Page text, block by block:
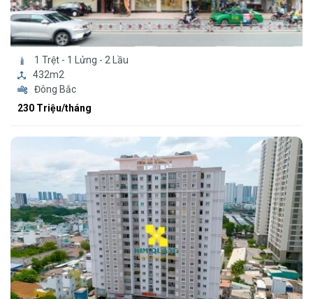
1 Trệt - 1 Lửng - 2 Lầu
432m2
Đông Bắc
230 Triệu/tháng